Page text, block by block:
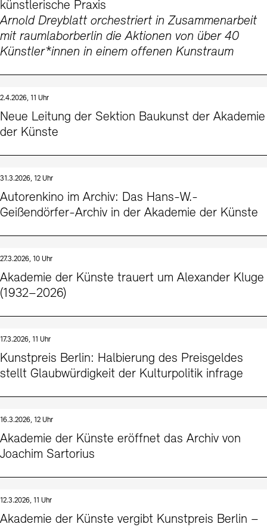
künstlerische Praxis
Arnold Dreyblatt orchestriert in Zusammenarbeit
mit raumlaborberlin die Aktionen von über 40
Künstler*innen in einem offenen Kunstraum
2.4.2026, 11 Uhr
Neue Leitung der Sektion Baukunst der Akademie
der Künste
31.3.2026, 12 Uhr
Autorenkino im Archiv: Das Hans-W.-
Geißendörfer-Archiv in der Akademie der Künste
27.3.2026, 10 Uhr
Akademie der Künste trauert um Alexander Kluge
(1932–2026)
17.3.2026, 11 Uhr
Kunstpreis Berlin: Halbierung des Preisgeldes
stellt Glaubwürdigkeit der Kulturpolitik infrage
16.3.2026, 12 Uhr
Akademie der Künste eröffnet das Archiv von
Joachim Sartorius
12.3.2026, 11 Uhr
Akademie der Künste vergibt Kunstpreis Berlin –